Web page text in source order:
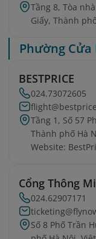
Tầng 8, Tòa
Giấy, Thành
Phường Cửa
BESTPRICE
024.73072605
Tầng 1, Số 57
Thành phố Hà
Website:
Cổng Thông
024.62907171
Số 8 Phố Trần